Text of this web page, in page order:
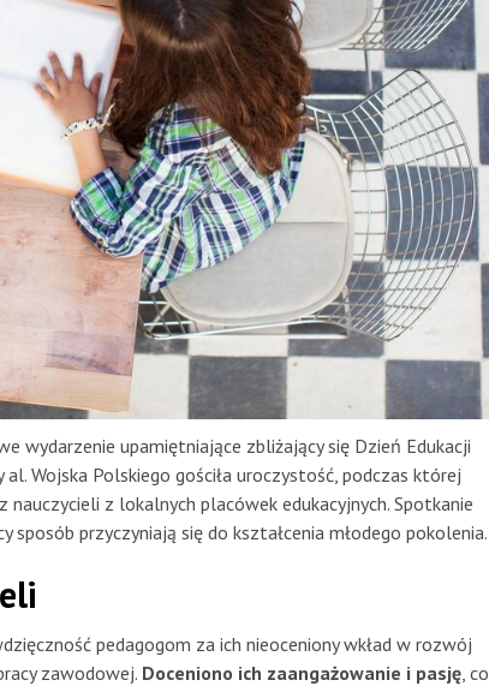
wydarzenie upamiętniające zbliżający się Dzień Edukacji
Wojska Polskiego gościła uroczystość, podczas której
z lokalnych placówek edukacyjnych. Spotkanie
przyczyniają się do kształcenia młodego pokolenia.
pedagogom za ich nieoceniony wkład w rozwój
zawodowej. Doceniono ich zaangażowanie i pasję , co